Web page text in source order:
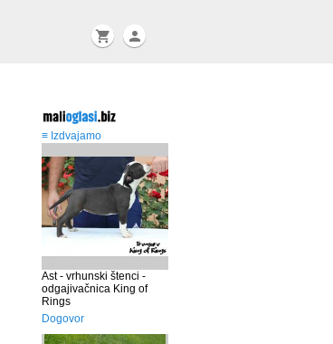
shopping_cart person